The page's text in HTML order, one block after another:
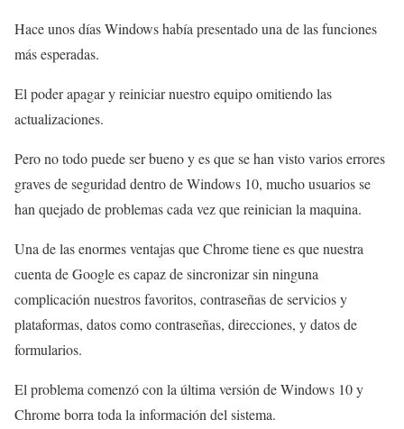
Hace unos días Windows había presentado una de las funciones
más esperadas.
El poder apagar y reiniciar nuestro equipo omitiendo las
actualizaciones.
Pero no todo puede ser bueno y es que se han visto varios errores
graves de seguridad dentro de Windows 10, mucho usuarios se
han quejado de problemas cada vez que reinician la maquina.
Una de las enormes ventajas que Chrome tiene es que nuestra
cuenta de Google es capaz de sincronizar sin ninguna
complicación nuestros favoritos, contraseñas de servicios y
plataformas, datos como contraseñas, direcciones, y datos de
formularios.
El problema comenzó con la última versión de Windows 10 y
Chrome borra toda la información del sistema.